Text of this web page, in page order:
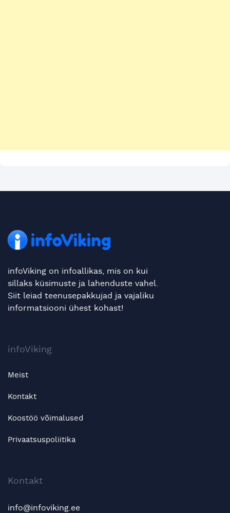
infoViking on infoallikas, mis on kui
sillaks küsimuste ja lahenduste vahel.
Siit leiad teenusepakkujad ja vajaliku
informatsiooni ühest kohast!
infoViking
Meist
Kontakt
Koostöö võimalused
Privaatsuspoliitika
Kontakt
info@infoviking.ee